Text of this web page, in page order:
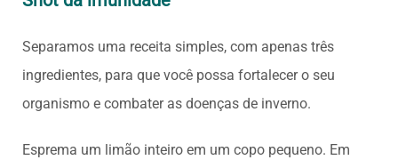
Separamos uma receita simples, com apenas três
ingredientes, para que você possa fortalecer o seu
organismo e combater as doenças de inverno.
Esprema um limão inteiro em um copo pequeno. Em